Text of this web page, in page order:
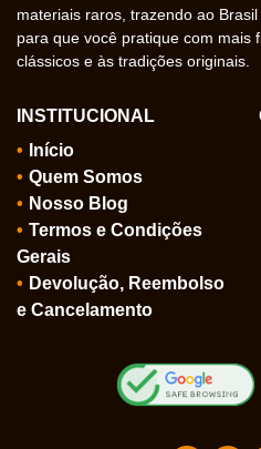
materiais raros, trazendo ao
para que você pratique com mais
clássicos e às tradições originais.
INSTITUCIONAL
Início
Quem Somos
Nosso Blog
Termos e Condições
Gerais
Devolução, Reembolso
e Cancelamento